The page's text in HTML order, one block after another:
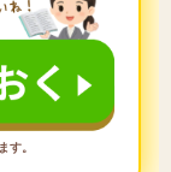
す。